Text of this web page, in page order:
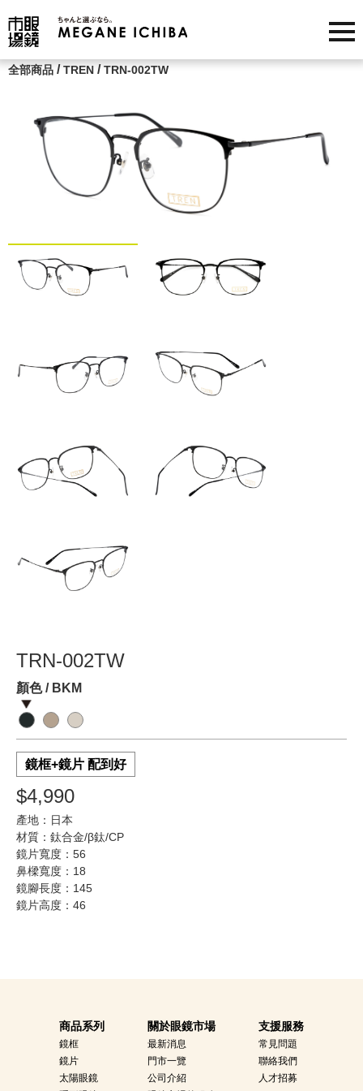
全部商品 /TREN /TRN-002TW
TRN-002TW
顏色 / BKM
鏡框+鏡片 配到好
$4,990
產地：日本
材質：鈦合金/β鈦/CP
鏡片寬度：56
鼻樑寬度：18
鏡腳長度：145
鏡片高度：46
商品系列
鏡框
鏡片
太陽眼鏡
關於眼鏡市場
最新消息
門市一覽
公司介紹
支援服務
常見問題
聯絡我們
人才招募